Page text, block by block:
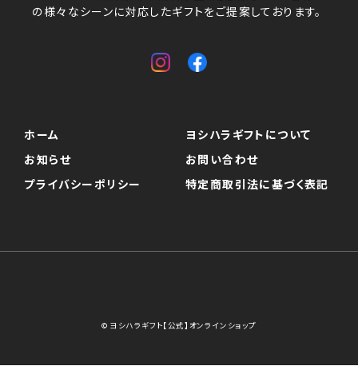
の様々なシーンに対応したギフトをご提案しております。
ホーム
ヨシハラギフトについて
お知らせ
お問い合わせ
プライバシーポリシー
特定商取引法に基づく表記
© ヨシハラギフト【公式】オンラインショップ